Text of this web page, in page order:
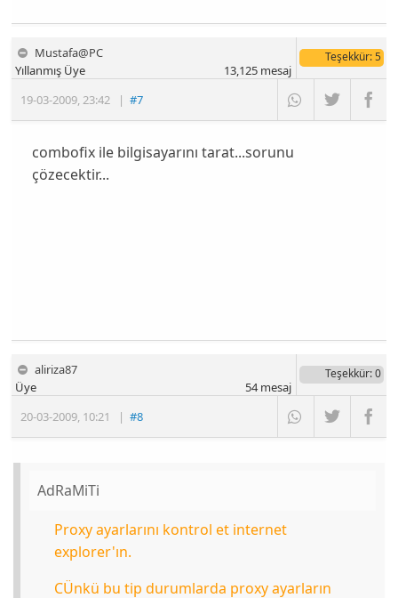
Mustafa@PC
19-03-2009,23:42 |#7
Yıllanmış Üye
Teşekkür: 5
13,125mesaj
combofix ile bilgisayarını tarat...sorunu
çözecektir...
aliriza87
20-03-2009, 10:21 |#8
Üye
Teşekkür: 0
54mesaj
AdRaMiTi
Proxy ayarlarını kontrol et internet
explorer'ın.
CÜnkü bu tip durumlarda proxy ayarların